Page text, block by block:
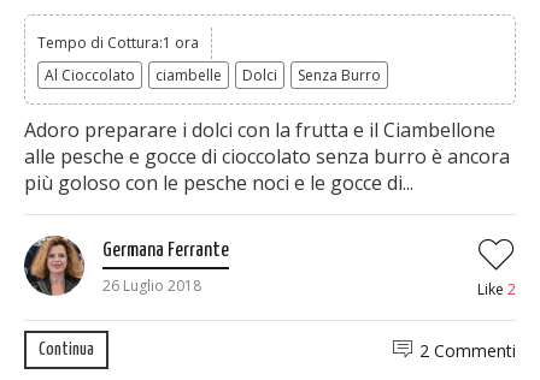
Tempo di Cottura:1 ora
Al Cioccolato
ciambelle Dolci Senza Burro
Adoro preparare i dolci con la frutta e il Ciambellone
alle pesche e gocce di cioccolato senza burro è ancora
più goloso con le pesche noci e le gocce di...
Germana Ferrante
26 Luglio 2018
Like 2
Continua 2 Commenti